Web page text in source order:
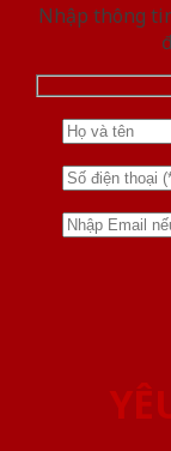
Nhập thông